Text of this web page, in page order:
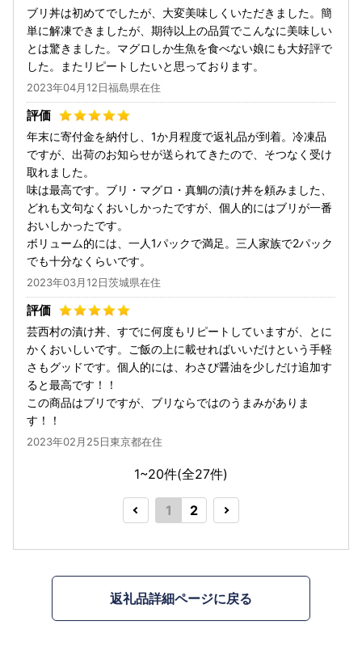
ブリ丼は初めてでしたが、大変美味しくいただきました。簡
単に解凍できましたが、期待以上の品質でこんなに美味しい
とは驚きました。マグロしか生魚を食べない娘にも大好評で
した。またリピートしたいと思っております。
2023年04月12日福島県在住
年末に寄付金を納付し、1か月程度で返礼品が到着。冷凍品
ですが、出荷のお知らせが送られてきたので、そつなく受け
取れました。
味は最高です。ブリ・マグロ・真鯛の漬け丼を頼みました、
どれも文句なくおいしかったですが、個人的にはブリが一番
おいしかったです。
ボリューム的には、一人1パックで満足。三人家族で2パック
でも十分なくらいです。
2023年03月12日茨城県在住
芸西村の漬け丼、すでに何度もリピートしていますが、とに
かくおいしいです。ご飯の上に載せればいいだけという手軽
さもグッドです。個人的には、わさび醤油を少しだけ追加す
ると最高です！！
この商品はブリですが、ブリならではのうまみがありま
す！！
2023年02月25日東京都在住
1~20件(全27件)
1 2
返礼品詳細ページに戻る